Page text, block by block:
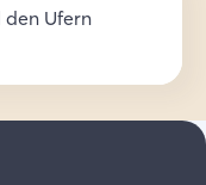
den Ufern